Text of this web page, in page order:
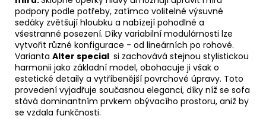
podpory podle potřeby, zatímco volitelné výsuvné
sedáky zvětšují hloubku a nabízejí pohodlné a
všestranné posezení. Díky variabilní modulárnosti lze
vytvořit různé konfigurace - od lineárních po rohové.
Varianta Alter special si zachovává stejnou stylistickou
harmonii jako základní model, obohacuje ji však o
estetické detaily a vytříbenější povrchové úpravy. Toto
provedení vyjadřuje současnou eleganci, díky níž se sofa
stává dominantním prvkem obývacího prostoru, aniž by
se vzdala funkčnosti.